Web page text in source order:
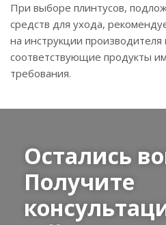
При выборе плинтусов,
средств для ухода,
на инструкции производителя
соответствующие продукты
требования.
Остались
Получите